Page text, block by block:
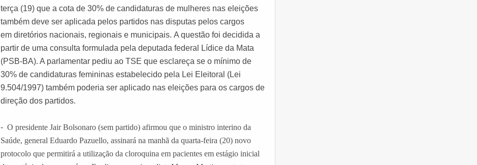
terça (19) que a cota de 30% de candidaturas de mulheres nas eleições
também deve ser aplicada pelos partidos nas disputas pelos cargos
em diretórios nacionais, regionais e municipais. A questão foi decidida a
partir de uma consulta formulada pela deputada federal Lídice da Mata
(PSB-BA). A parlamentar pediu ao TSE que esclareça se o mínimo de
30% de candidaturas femininas estabelecido pela Lei Eleitoral (Lei
9.504/1997) também poderia ser aplicado nas eleições para os cargos de
direção dos partidos.
- O presidente Jair Bolsonaro (sem partido) afirmou que o ministro interino da
Saúde, general Eduardo Pazuello, assinará na manhã da quarta-feira (20) novo
protocolo que permitirá a utilização da cloroquina em pacientes em estágio inicial